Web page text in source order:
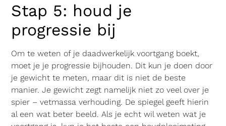
Stap 5: houd je
progressie bij
Om te weten of je daadwerkelijk voortgang boekt,
moet je je progressie bijhouden. Dit kun je doen door
je gewicht te meten, maar dit is niet de beste
manier. Je gewicht zegt namelijk niet zo veel over je
spier – vetmassa verhouding. De spiegel geeft hierin
al een wat beter beeld. Als je echt wil weten wat je